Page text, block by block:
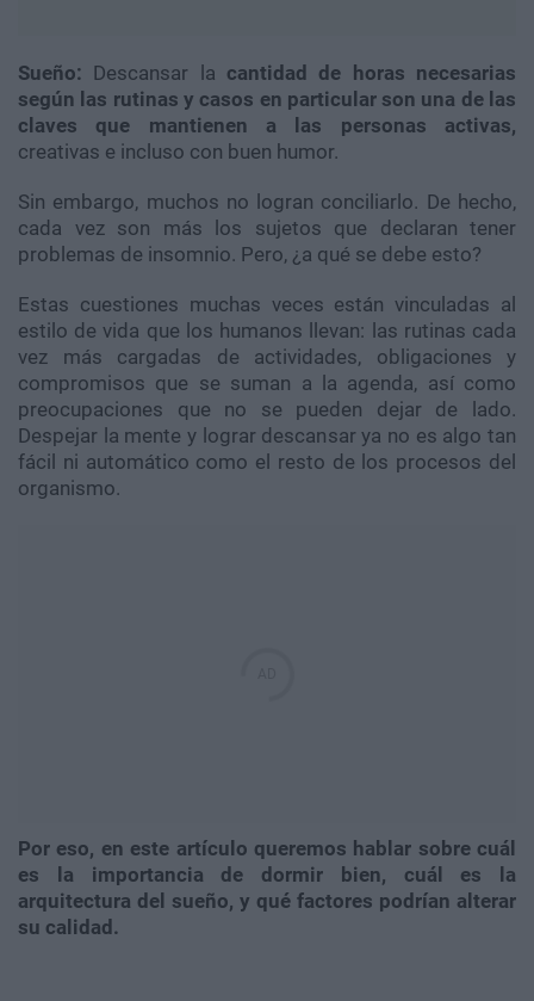
Sueño: Descansar la cantidad de horas necesarias
según las rutinas y casos en particular son una de las
claves que mantienen a las personas activas,
creativas e incluso con buen humor.
Sin embargo, muchos no logran conciliarlo. De hecho,
cada vez son más los sujetos que declaran tener
problemas de insomnio. Pero, ¿a qué se debe esto?
Estas cuestiones muchas veces están vinculadas al
estilo de vida que los humanos llevan: las rutinas cada
vez más cargadas de actividades, obligaciones y
compromisos que se suman a la agenda, así como
preocupaciones que no se pueden dejar de lado.
Despejar la mente y lograr descansar ya no es algo tan
fácil ni automático como el resto de los procesos del
organismo.
Por eso, en este artículo queremos hablar sobre cuál
es la importancia de dormir bien, cuál es la
arquitectura del sueño, y qué factores podrían alterar
su calidad.